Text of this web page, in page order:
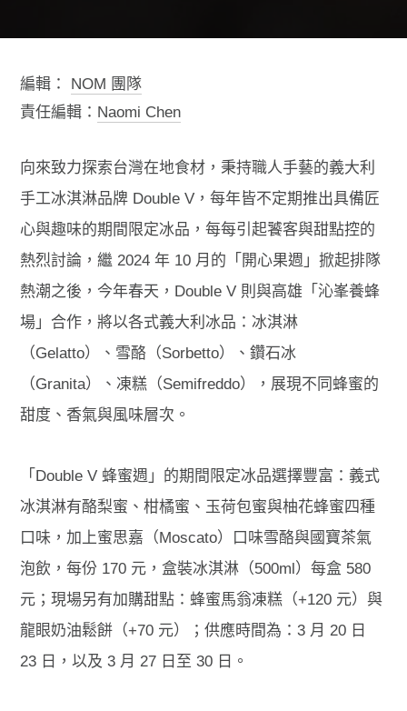
編輯： NOM 團隊
責任編輯： Naomi Chen
向來致力探索台灣在地食材，秉持職人手藝的義大利
手工冰淇淋品牌 Double V，每年皆不定期推出具備匠
心與趣味的期間限定冰品，每每引起饕客與甜點控的
熱烈討論，繼 2024 年 10 月的「開心果週」掀起排隊
熱潮之後，今年春天，Double V 則與高雄「沁峯養蜂
場」合作，將以各式義大利冰品：冰淇淋
（Gelatto）、雪酪（Sorbetto）、鑽石冰
（Granita）、凍糕（Semifreddo），展現不同蜂蜜的
甜度、香氣與風味層次。
「Double V 蜂蜜週」的期間限定冰品選擇豐富：義式
冰淇淋有酪梨蜜、柑橘蜜、玉荷包蜜與柚花蜂蜜四種
口味，加上蜜思嘉（Moscato）口味雪酪與國寶茶氣
泡飲，每份 170 元，盒裝冰淇淋（500ml）每盒 580
元；現場另有加購甜點：蜂蜜馬翁凍糕（+120 元）與
龍眼奶油鬆餅（+70 元）；供應時間為：3 月 20 日
23 日，以及 3 月 27 日至 30 日。